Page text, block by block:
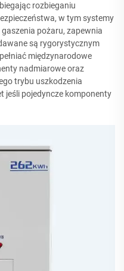
rozbieganiu
w tym systemy
pożaru, zapewnia
są rygorystycznym
międzynarodowe
nadmiarowe oraz
trybu uszkodzenia
jeśli pojedyncze komponenty